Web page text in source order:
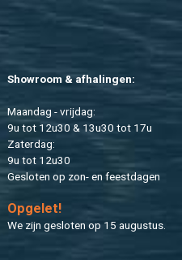
Show­room & af­ha­lin­gen:
Maan­dag - vrij­dag:
9u tot 12u30 & 13u30 tot 17u
Za­ter­dag:
9u tot 12u30
Ge­slo­ten op zon- en feest­da­gen
Op­ge­let!
We zijn ge­slo­ten op 15 au­gus­tus.